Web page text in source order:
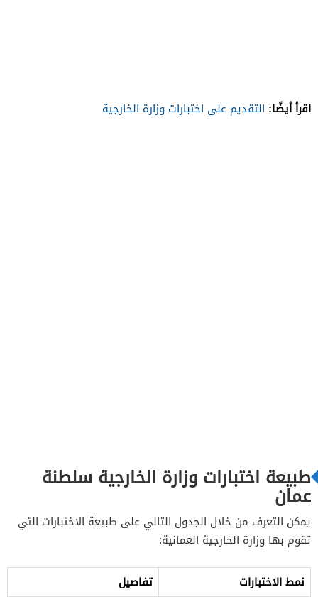
اقرأ أيضًا: التقديم على اختبارات وزارة الخارجية
طبيعة اختبارات وزارة الخارجية سلطنة
عمان
يمكن التعرف من خلال الجدول التالي على طبيعة الاختبارات التي
تقوم بها وزارة الخارجية العمانية:
نمط الاختبارات تفاصيل